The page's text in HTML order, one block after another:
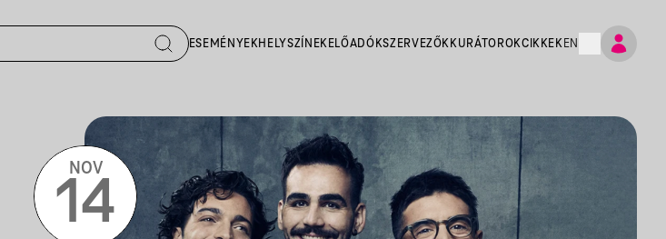
ESEMÉNYEKHELYSZÍNEK ELŐADÓKSZERVEZŐK KURÁTOROKCIKKEK EN
NOV
14